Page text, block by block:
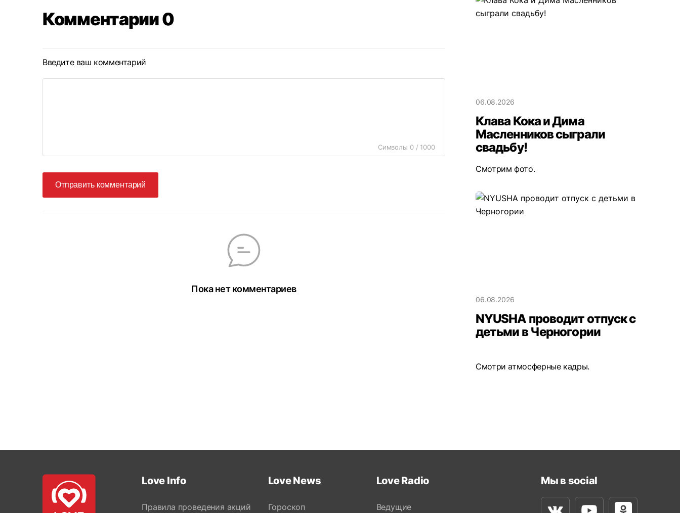
Комментарии 0
Введите ваш комментарий
Символы 0 / 1000
Отправить комментарий
Пока нет комментариев
06.08.2026
Клава Кока и Дима
Масленников сыграли
свадьбу!
Смотрим фото.
06.08.2026
NYUSHA проводит отпуск с
детьми в Черногории
Смотри атмосферные кадры.
Love Info
Правила проведения акций
Love News
Гороскоп
Love Radio
Ведущие
Мы в social